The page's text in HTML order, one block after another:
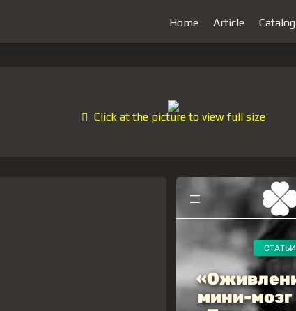
Home Article Catalog
Click at the picture to view full size